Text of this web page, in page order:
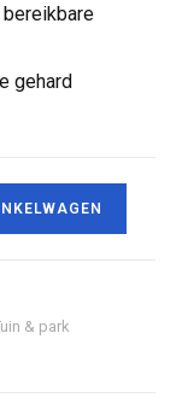
gehard
& park